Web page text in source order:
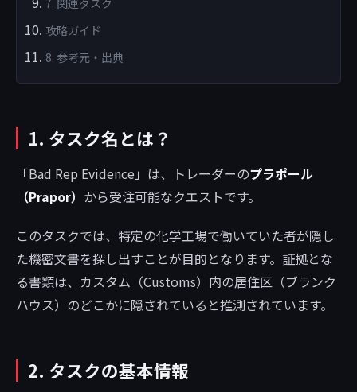
7. 関連タスク
攻略ガイド
8. 参考元・出典
1. タスク名とは？
「Bad Rep Evidence」は、トレーダーのプラポール
（Prapor） から受注可能なクエストです。
このタスクでは、特定の化学工場で働いていた者が隠し
た機密文書を探し出すことが目的となります。証拠とな
る書類は、カスタム（Customs）内の居住区（ブランク
ハウス）のどこかに隠されていると推測されています。
2. タスクの基本情報